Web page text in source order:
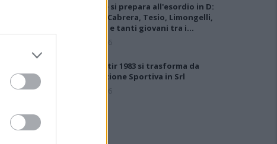
L'Ossese si prepara all'esordio in D:
Forzati, Cabrera, Tesio, Limongelli,
Bolzicco e tanti giovani tra i…
7 Ago 2026
Il Monastir 1983 si trasforma da
Associazione Sportiva in Srl
7 Ago 2026